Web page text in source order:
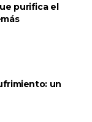
purifica el
un